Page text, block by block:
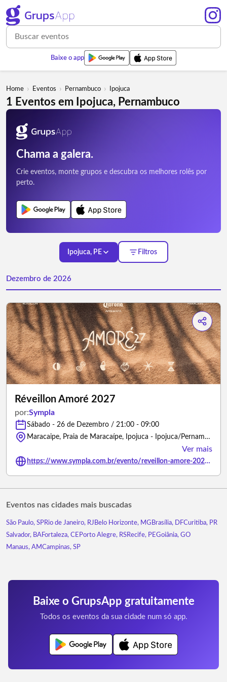
Baixe o app
Home › Eventos › Pernambuco › Ipojuca
1 Eventos em Ipojuca, Pernambuco
Chama a galera.
Crie eventos, monte grupos e descubra os melhores rolês por
perto.
Ipojuca, PE Filtros
Dezembro de 2026
Réveillon Amoré 2027
por:Sympla
Sábado - 26 de Dezembro / 21:00 - 09:00
Maracaipe, Praia de Maracaípe, Ipojuca - Ipojuca/Pernambuco
Ver mais
https://www.sympla.com.br/evento/reveillon-amore-2027/3390641
Eventos nas cidades mais buscadas
São Paulo, SPRio de Janeiro, RJ Belo Horizonte, MG Brasília, DFCuritiba, PR
Salvador, BAFortaleza, CE Porto Alegre, RSRecife, PEGoiânia, GO
Manaus, AMCampinas, SP
Baixe o GrupsApp gratuitamente
Todos os eventos da sua cidade num só app.